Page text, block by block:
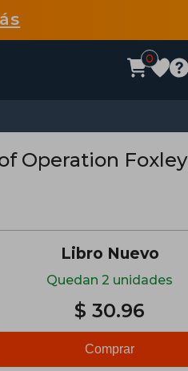
0
Operation Foxley
Libro Nuevo
Quedan 2 unidades
$ 30.96
Comprar